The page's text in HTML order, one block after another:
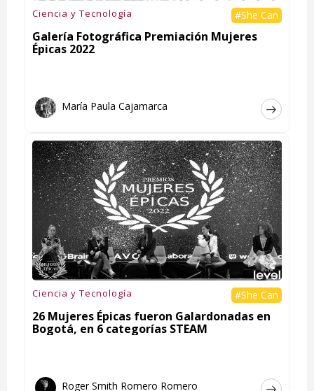
Ciencia y Tecnología #She Can
Galería Fotográfica Premiación Mujeres
Épicas 2022
María Paula Cajamarca
Ciencia y Tecnología #She Can
26 Mujeres Épicas fueron Galardonadas en
Bogotá, en 6 categorías STEAM
Roger Smith Romero Romero